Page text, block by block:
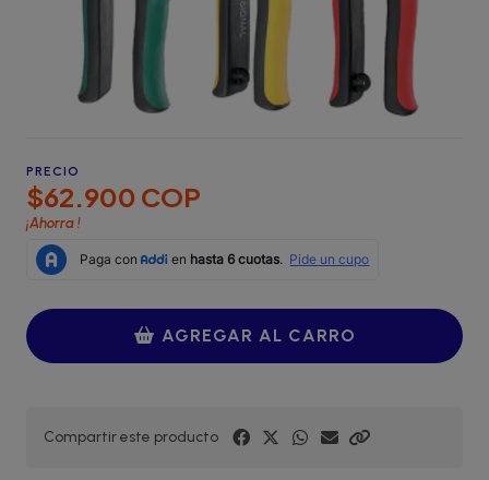
PRECIO
$62.900 COP
¡Ahorra!
AGREGAR AL CARRO
Compartir este producto